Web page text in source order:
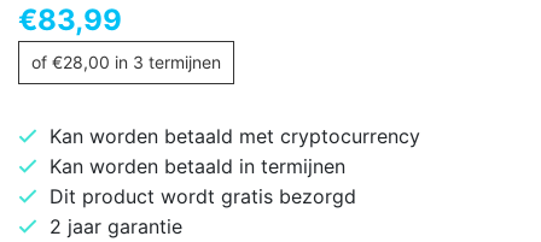
€83,99
of €28,00 in 3 termijnen
Kan worden betaald met cryptocurrency
Kan worden betaald in termijnen
Dit product wordt gratis bezorgd
2 jaar garantie